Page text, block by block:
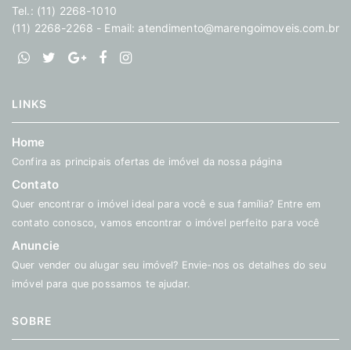
Tel.: (11) 2268-1010
(11) 2268-2268 - Email: atendimento@marengoimoveis.com.br
LINKS
Home
Confira as principais ofertas de imóvel da nossa página
Contato
Quer encontrar o imóvel ideal para você e sua família? Entre em
contato conosco, vamos encontrar o imóvel perfeito para você
Anuncie
Quer vender ou alugar seu imóvel? Envie-nos os detalhes do seu
imóvel para que possamos te ajudar.
SOBRE